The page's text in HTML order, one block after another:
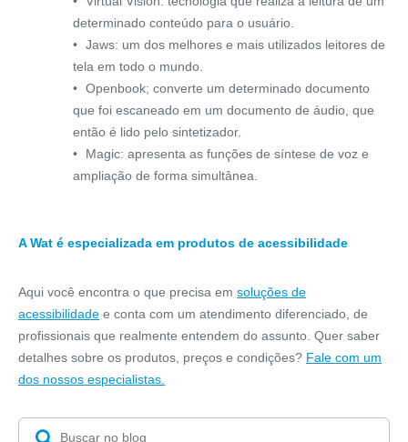
determinado conteúdo para o usuário.
Jaws: um dos melhores e mais utilizados leitores de
tela em todo o mundo.
Openbook; converte um determinado documento
que foi escaneado em um documento de áudio, que
então é lido pelo sintetizador.
Magic: apresenta as funções de síntese de voz e
ampliação de forma simultânea.
A Wat é especializada em produtos de acessibilidade
Aqui você encontra o que precisa em soluções de
acessibilidade e conta com um atendimento diferenciado, de
profissionais que realmente entendem do assunto. Quer saber
detalhes sobre os produtos, preços e condições? Fale com um
dos nossos especialistas.